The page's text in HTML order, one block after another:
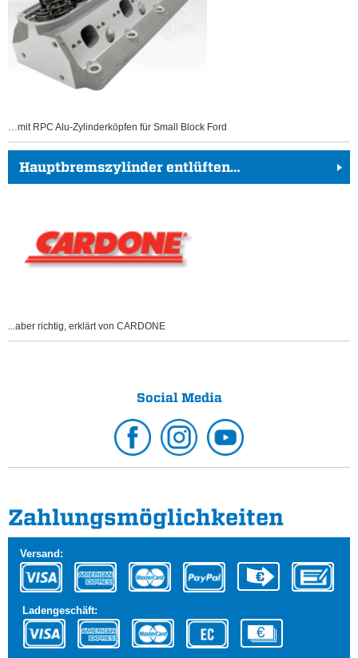
…mit RPC Alu-Zylinderköpfen für Small Block Ford
Hauptbremszylinder entlüften…
...aber richtig, erklärt von CARDONE
Social Media
Zahlungs­möglichkeiten
Versand:
Ladengeschäft: